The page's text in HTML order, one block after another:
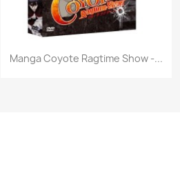
Aperçu rapide
Manga Coyote Ragtime Show -...